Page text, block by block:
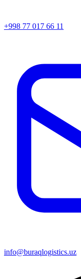
+998 77 017 66 11
info@buraqlogistics.uz